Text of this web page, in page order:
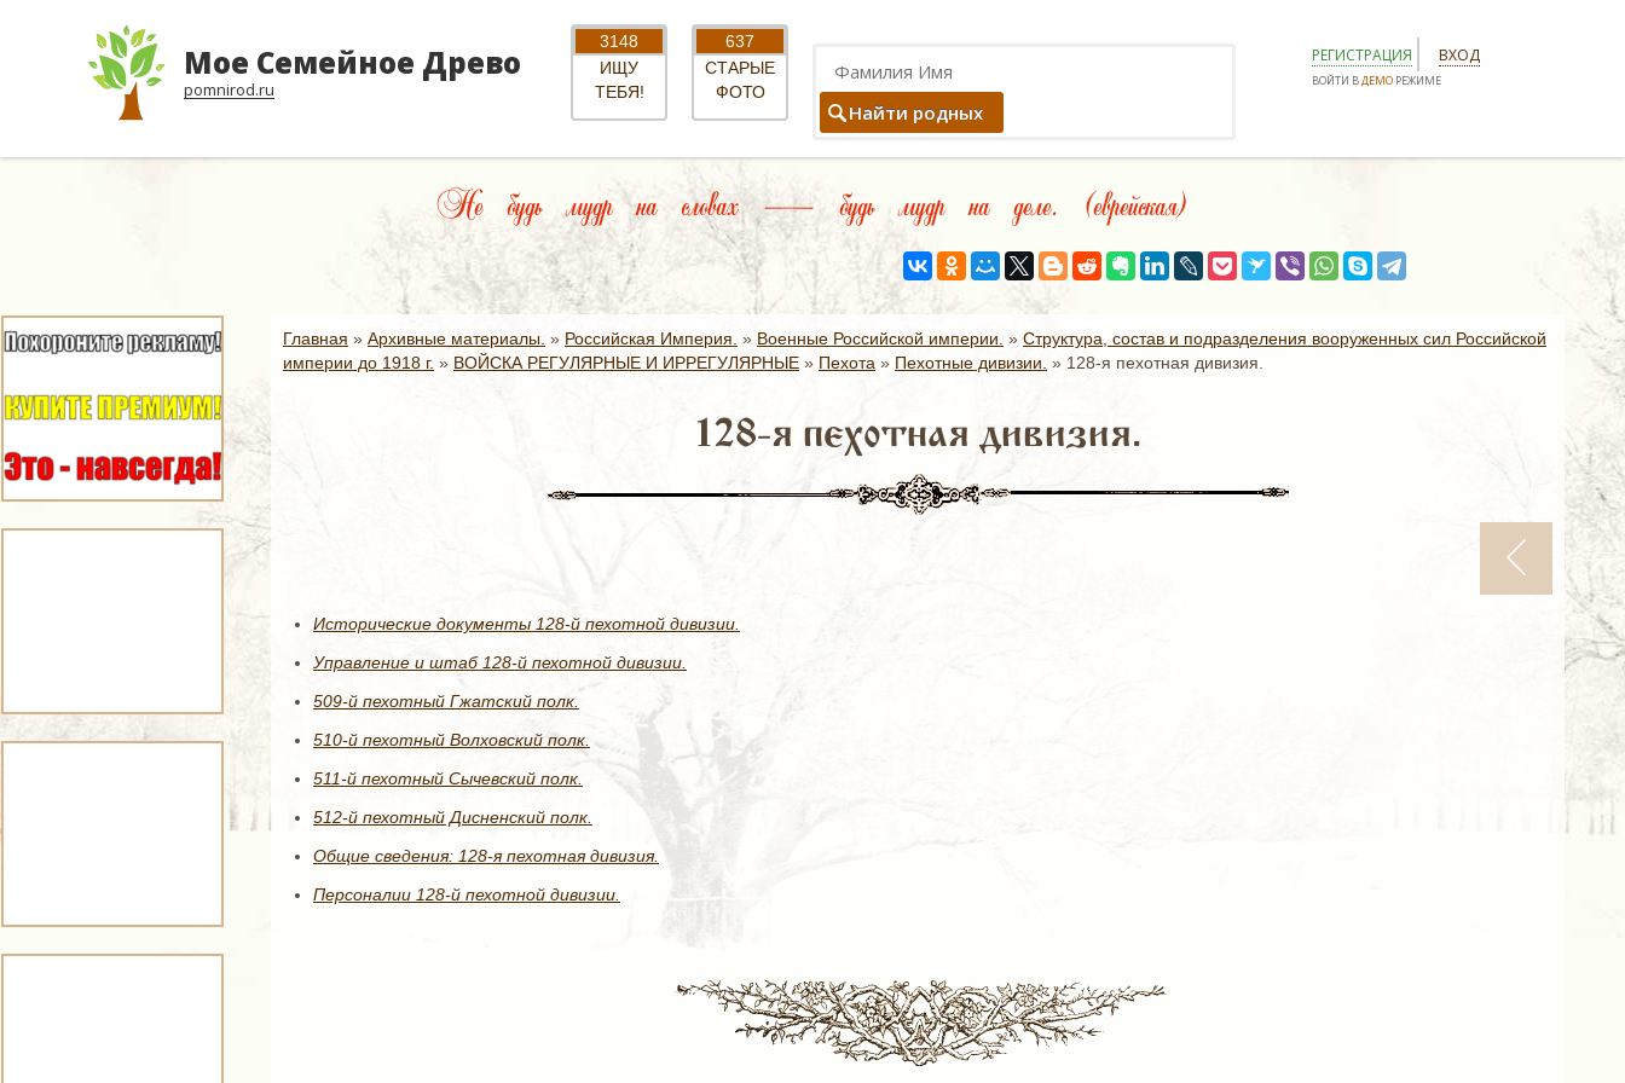
Мое Семейное Древо
pomnirod.ru
3148
ИЩУ
ТЕБЯ!
637
СТАРЫЕ
ФОТО
Найти родных
РЕГИСТРАЦИЯ ВХОД
ВОЙТИ ВДЕМО РЕЖИМЕ
Не будь мудр на словах — будь мудр на деле. (еврейская)
Главная » Архивные материалы. » Российская Империя. » Военные Российской империи. » Структура, состав и подразделения вооруженных сил Российской
империи до 1918 г. » ВОЙСКА РЕГУЛЯРНЫЕ И ИРРЕГУЛЯРНЫЕ » Пехота » Пехотные дивизии. » 128-я пехотная дивизия.
128-я пехотная дивизия.
Исторические документы 128-й пехотной дивизии.
Управление и штаб 128-й пехотной дивизии.
509-й пехотный Гжатский полк.
510-й пехотный Волховский полк.
511-й пехотный Сычевский полк.
512-й пехотный Дисненский полк.
Общие сведения: 128-я пехотная дивизия.
Персоналии 128-й пехотной дивизии.